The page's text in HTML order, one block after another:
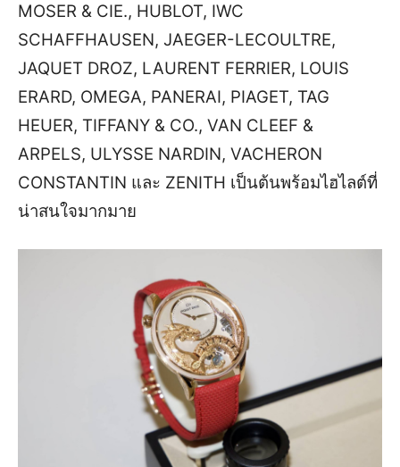
MOSER & CIE., HUBLOT, IWC
SCHAFFHAUSEN, JAEGER-LECOULTRE,
JAQUET DROZ, LAURENT FERRIER, LOUIS
ERARD, OMEGA, PANERAI, PIAGET, TAG
HEUER, TIFFANY & CO., VAN CLEEF &
ARPELS, ULYSSE NARDIN, VACHERON
CONSTANTIN และ ZENITH เป็นต้นพร้อมไฮไลต์ที่
น่าสนใจมากมาย